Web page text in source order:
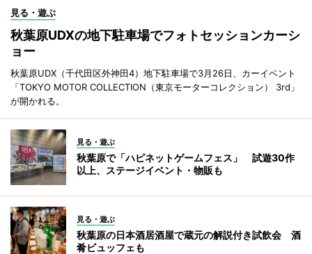
見る・遊ぶ
秋葉原UDXの地下駐車場でフォトセッションカーシ
ョー
秋葉原UDX（千代田区外神田4）地下駐車場で3月26日、カーイベント
「TOKYO MOTOR COLLECTION（東京モーターコレクション） 3rd」
が開かれる。
見る・遊ぶ
秋葉原で「ハピネットゲームフェス」 試遊30作
以上、ステージイベント・物販も
見る・遊ぶ
秋葉原の日本酒居酒屋で蔵元の解説付き試飲会 酒
肴ビュッフェも